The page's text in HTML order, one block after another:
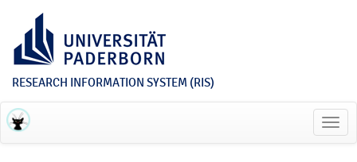
RESEARCH INFORMATION SYSTEM (RIS)